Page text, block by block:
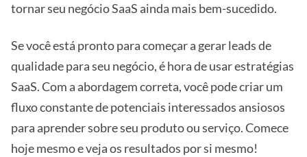
tornar seu negócio SaaS ainda mais bem-sucedido.
Se você está pronto para começar a gerar leads de
qualidade para seu negócio, é hora de usar estratégias
SaaS. Com a abordagem correta, você pode criar um
fluxo constante de potenciais interessados ansiosos
para aprender sobre seu produto ou serviço. Comece
hoje mesmo e veja os resultados por si mesmo!